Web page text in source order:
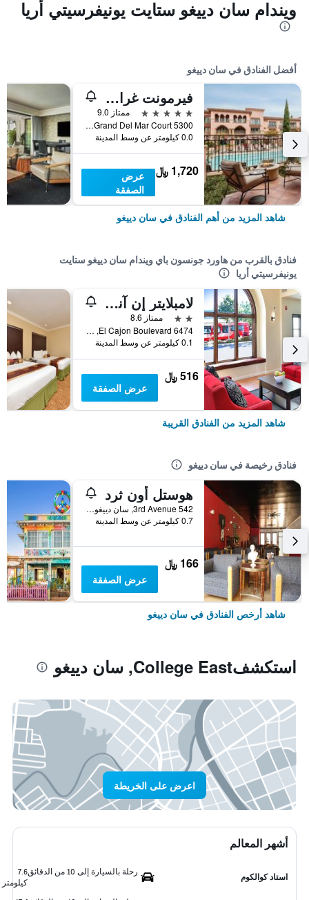
ويندام سان دييغو ستايت يونيفرسيتي أريا
أفضل الفنادق في سان دييغو
فيرمونت غراند ديل مار
5 نجوم
ممتاز 9.0
5300 Grand Del Mar Court, سان دييغو, CA, الولايات المتحدة الأميريكية
0.0 كيلومتر عن وسط المدينة
1,720 ﷼
عرض
الصفقة
شاهد المزيد من أهم الفنادق في سان دييغو
فنادق بالقرب من هاورد جونسون باي ويندام سان دييغو ستايت
يونيفرسيتي أريا
لامبلايتر إن آند سويتس آت اسدسو
2 نجمتين
ممتاز 8.6
6474 El Cajon Boulevard, سان دييغو, CA, الولايات المتحدة الأميريكية
0.1 كيلومتر عن وسط المدينة
516 ﷼
عرض الصفقة
شاهد المزيد من الفنادق القريبة
فنادق رخيصة في سان دييغو
هوستل أون ثرد
542 3rd Avenue, سان دييغو, CA, الولايات المتحدة الأميريكية
0.7 كيلومتر عن وسط المدينة
166 ﷼
عرض الصفقة
شاهد أرخص الفنادق في سان دييغو
استكشفCollege East, سان دييغو
اعرض على الخريطة
أشهر المعالم
استاد كوالكوم
رحلة بالسيارة إلى 10 من الدقائق
7.6
كيلومتر